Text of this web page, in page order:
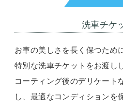
洗車チケ
お車の美しさを長く保つため
特別な洗車チケットをお渡し
コーティング後のデリケート
し、最適なコンディションを